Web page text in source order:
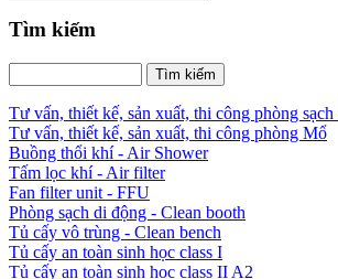
Tìm kiếm
Tư vấn, thiết kế, sản xuất, thi công phòng
Tư vấn, thiết kế, sản xuất, thi công phòng Mổ
Buồng thổi khí - Air Shower
Tấm lọc khí - Air filter
Fan filter unit - FFU
Phòng sạch di động - Clean booth
Tủ cấy vô trùng - Clean bench
Tủ cấy an toàn sinh học class I
Tủ cấy an toàn sinh học class II A2